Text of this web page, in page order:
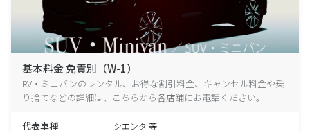
基本料金 免責別（W-1）
RV・ミニバンのレンタル、お得な割引料金、キャンセル料金や乗
り捨てなどの詳細は、こちらから各店舗にお電話ください。
代表車種 シエンタ 等